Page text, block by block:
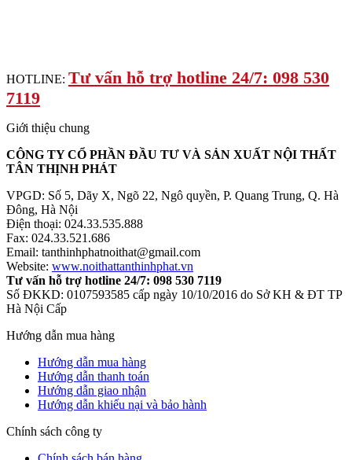
HOTLINE: Tư vấn hỗ trợ hotline 24/7: 098 530
7119
Giới thiệu chung
CÔNG TY CỔ PHẦN ĐẦU TƯ VÀ SẢN XUẤT NỘI THẤT
TÂN THỊNH PHÁT
VPGD: Số 5, Dãy X, Ngõ 22, Ngô quyền, P. Quang Trung, Q. Hà
Đông, Hà Nội
Điện thoại: 024.33.535.888
Fax: 024.33.521.686
Email: tanthinhphatnoithat@gmail.com
Website: www.noithattanthinhphat.vn
Tư vấn hỗ trợ hotline 24/7: 098 530 7119
Số ĐKKD: 0107593585 cấp ngày 10/10/2016 do Sở KH & ĐT TP
Hà Nội Cấp
Hướng dẫn mua hàng
Hướng dẫn mua hàng
Hướng dẫn thanh toán
Hướng dẫn giao nhận
Hướng dẫn khiếu nại và bảo hành
Chính sách công ty